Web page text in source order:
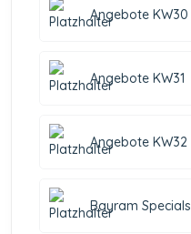
Angebote KW30
Angebote KW31
Angebote KW32
Bayram Specials